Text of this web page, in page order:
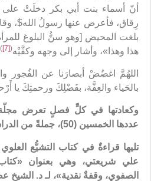
أنّ أسماء بنت أبي بكر دخلَتْ على
رِقاق، فأعرض عنها رسولُ الله$،
بلغت المحيض [وهو سنُّ البلوغ
هذا وهذا»، وأشار إلى وجهه وكفَّيْه(
[7]
)
اللهُمَّ اغضُضْ أبصارَنا عن الفُجور
بالحَياء والعِفَّة، بفَضْلِكَ ورحمتِكَ يا
وكعادتها في كلِّ فصلٍ تعرض مجلّة
عددها الخمسين (50)، جملةً من الدراسات المتنوِّعة (14 دراسةً).
تليها قراءةٌ في كتاب التشيُّع العلوي
علي شريعتي، وهي بعنوان «كتاب
الصفوي، وقفةٌ نقدية»، لـ د. الشيخ